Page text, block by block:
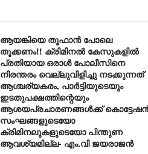
ആയങ്കിയെ തൂഫാൻ പോലെ
തൂക്കണം!! ക്രിമിനൽ കേസുകളിൽ
പ്രതിയായ ഒരാൾ പോലീസിനെ
നിരന്തരം വെല്ലുവിളിച്ചു നടക്കുന്നത്
ആശ്ചര്യകരം, പാർട്ടിയുടെയും
ഇടതുപക്ഷത്തിന്റെയും
ആശയപ്രചാരണങ്ങൾക്ക്
സംഘങ്ങളുടെയോ
ക്രിമിനലുകളുടെയോ പിന്തുണ
ആവശ്യമില്ല- എം.വി ജയരാജൻ